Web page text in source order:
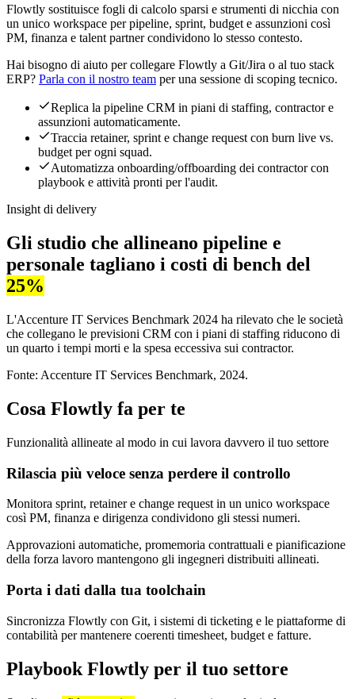
Flowtly sostituisce fogli di calcolo sparsi e strumenti di nicchia con
un unico workspace per pipeline, sprint, budget e assunzioni così
PM, finanza e talent partner condividono lo stesso contesto.
Hai bisogno di aiuto per collegare Flowtly a Git/Jira o al tuo stack
ERP? Parla con il nostro team per una sessione di scoping tecnico.
Replica la pipeline CRM in piani di staffing, contractor e
assunzioni automaticamente.
Traccia retainer, sprint e change request con burn live vs.
budget per ogni squad.
Automatizza onboarding/offboarding dei contractor con
playbook e attività pronti per l'audit.
Insight di delivery
Gli studio che allineano pipeline e
personale tagliano i costi di bench del
25%
L'Accenture IT Services Benchmark 2024 ha rilevato che le società
che collegano le previsioni CRM con i piani di staffing riducono di
un quarto i tempi morti e la spesa eccessiva sui contractor.
Fonte: Accenture IT Services Benchmark, 2024.
Cosa Flowtly fa per te
Funzionalità allineate al modo in cui lavora davvero il tuo settore
Rilascia più veloce senza perdere il controllo
Monitora sprint, retainer e change request in un unico workspace
così PM, finanza e dirigenza condividono gli stessi numeri.
Approvazioni automatiche, promemoria contrattuali e pianificazione
della forza lavoro mantengono gli ingegneri distribuiti allineati.
Porta i dati dalla tua toolchain
Sincronizza Flowtly con Git, i sistemi di ticketing e le piattaforme di
contabilità per mantenere coerenti timesheet, budget e fatture.
Playbook Flowtly per il tuo settore